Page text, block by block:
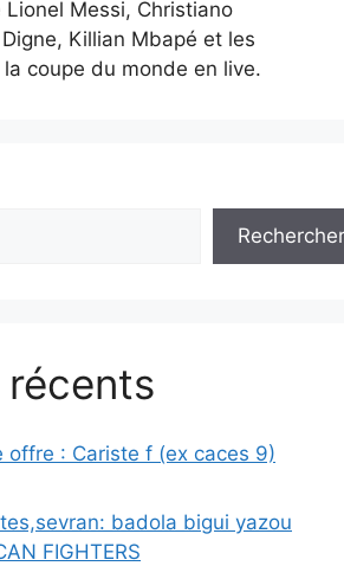
Lionel Messi, Christiano
Killian Mbapé et les
coupe du monde en live.
Rechercher
offre : Cariste f (ex caces 9)
badola bigui yazou
FIGHTERS